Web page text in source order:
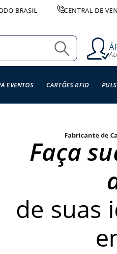
BRASIL CENTRAL DE
EVENTOS CARTÕES RFID
Fabricante de
Faça
de suas